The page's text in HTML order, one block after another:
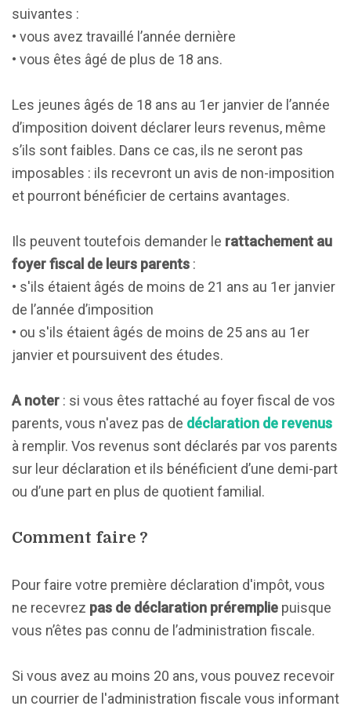
suivantes :
• vous avez travaillé l’année dernière
• vous êtes âgé de plus de 18 ans.
Les jeunes âgés de 18 ans au 1er janvier de l’année
d’imposition doivent déclarer leurs revenus, même
s’ils sont faibles. Dans ce cas, ils ne seront pas
imposables : ils recevront un avis de non-imposition
et pourront bénéficier de certains avantages.
Ils peuvent toutefois demander le rattachement au
foyer fiscal de leurs parents :
• s'ils étaient âgés de moins de 21 ans au 1er janvier
de l’année d’imposition
• ou s'ils étaient âgés de moins de 25 ans au 1er
janvier et poursuivent des études.
A noter : si vous êtes rattaché au foyer fiscal de vos
parents, vous n'avez pas de déclaration de revenus
à remplir. Vos revenus sont déclarés par vos parents
sur leur déclaration et ils bénéficient d’une demi-part
ou d’une part en plus de quotient familial.
Comment faire ?
Pour faire votre première déclaration d'impôt, vous
ne recevrez pas de déclaration préremplie puisque
vous n’êtes pas connu de l’administration fiscale.
Si vous avez au moins 20 ans, vous pouvez recevoir
un courrier de l'administration fiscale vous informant